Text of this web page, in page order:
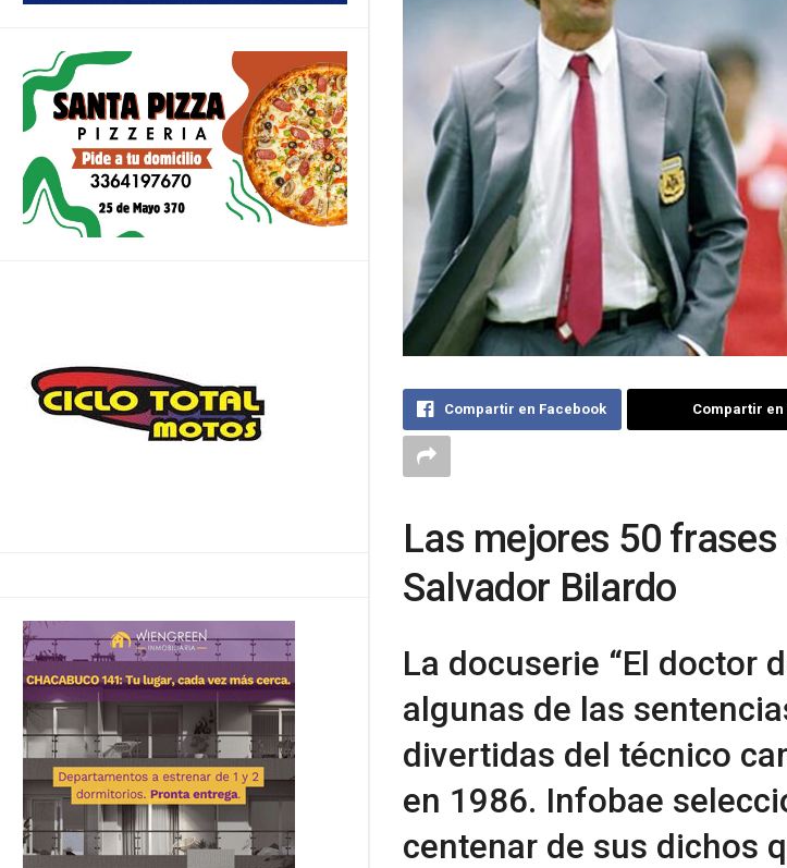
Compartir en Facebook Compartir en
Las mejores 50 frases
Salvador Bilardo
La docuserie “El doctor
algunas de las
divertidas del técnico
en 1986. Infobae
centenar de sus dichos